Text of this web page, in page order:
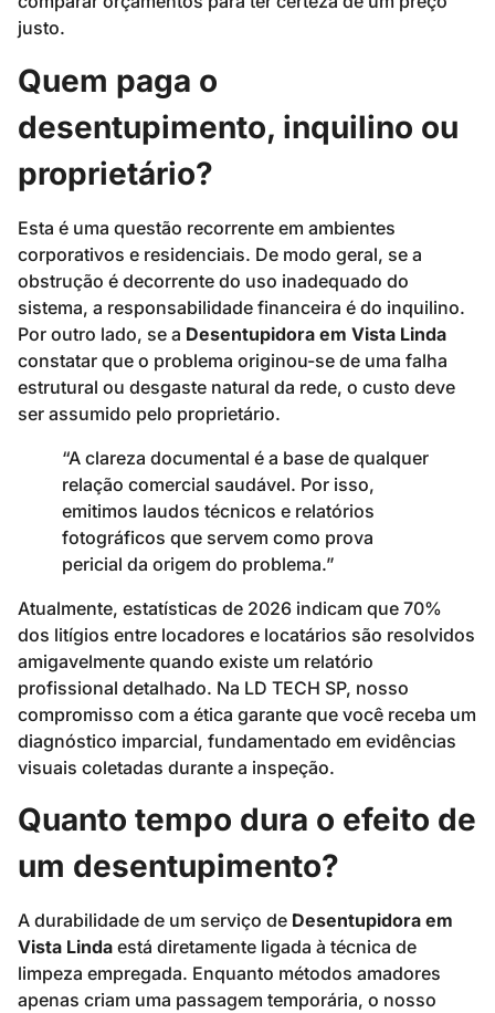
justo.
Quem paga o
desentupimento, inquilino ou
proprietário?
Esta é uma questão recorrente em ambientes
corporativos e residenciais. De modo geral, se a
obstrução é decorrente do uso inadequado do
sistema, a responsabilidade financeira é do inquilino.
Por outro lado, se a Desentupidora em Vista Linda
constatar que o problema originou-se de uma falha
estrutural ou desgaste natural da rede, o custo deve
ser assumido pelo proprietário.
“A clareza documental é a base de qualquer
relação comercial saudável. Por isso,
emitimos laudos técnicos e relatórios
fotográficos que servem como prova
pericial da origem do problema.”
Atualmente, estatísticas de 2026 indicam que 70%
dos litígios entre locadores e locatários são resolvidos
amigavelmente quando existe um relatório
profissional detalhado. Na LD TECH SP, nosso
compromisso com a ética garante que você receba um
diagnóstico imparcial, fundamentado em evidências
visuais coletadas durante a inspeção.
Quanto tempo dura o efeito de
um desentupimento?
A durabilidade de um serviço de Desentupidora em
Vista Linda está diretamente ligada à técnica de
limpeza empregada. Enquanto métodos amadores
apenas criam uma passagem temporária, o nosso